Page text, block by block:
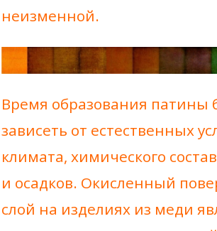
неизменной.
Время образования патины
зависеть от естественных
климата, химического
и осадков. Окисленный
слой на изделиях из меди